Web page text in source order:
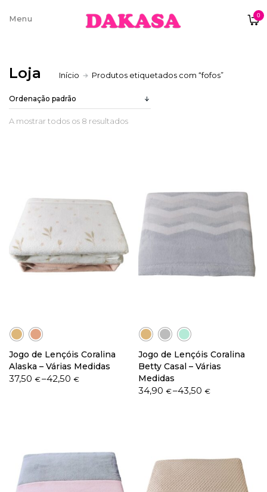
0
Sobre nós
Trocas e Devoluções
Termos e condições
Livro de Reclamações
Loja Início Produtos etiquetados com “fofos”
A mostrar todos os 8 resultados
Jogo de Lençóis Coralina
Alaska – Várias Medidas
37,50 €–42,50€
Price
Jogo de Lençóis Coralina
Betty Casal – Várias
Medidas
34,90 €–43,50 €
Price